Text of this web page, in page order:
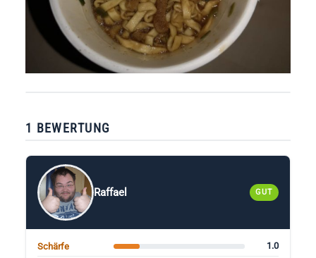
1 BEWERTUNG
Raffael GUT
Schärfe 1.0